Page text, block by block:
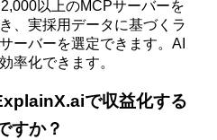
以上のMCPサーバーを
、実採用データに基づくラ
ーバーを選定できます。AI
率化できます。
で収益化する
すか？